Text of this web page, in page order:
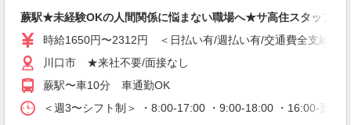
キープ 詳細を見る
派遣社員
（株）ウィルオブ・ワークCW 大宮支店/ms110101
夜勤専従
時給1650円 ◆前払い・日払い・週払いOK
蕨駅★未経験OKの人間関係に悩まない職場へ★サ高住スタッフ
時給1650円〜2312円 ＜日払い有/週払い有/交通費全支給(ガ
川口市 ★来社不要/面接なし
蕨駅〜車10分 車通勤OK
＜週3〜シフト制＞ ・8:00-17:00 ・9:00-18:00 ・16:00-